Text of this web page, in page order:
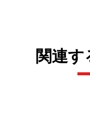
関連す